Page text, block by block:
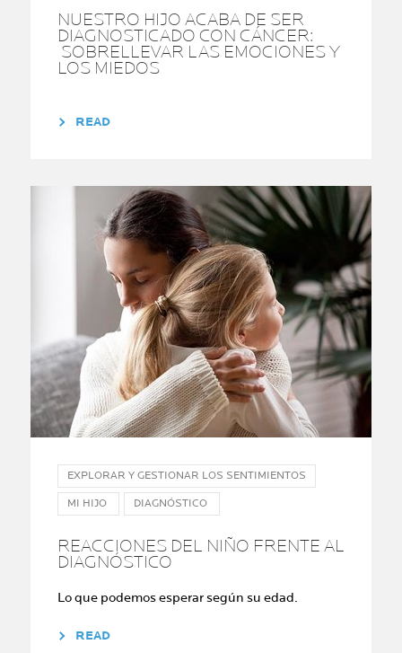
NUESTRO HIJO ACABA DE SER
DIAGNOSTICADO CON CÁNCER:
SOBRELLEVAR LAS EMOCIONES Y
LOS MIEDOS
READ
EXPLORAR Y GESTIONAR LOS SENTIMIENTOS
MI HIJO DIAGNÓSTICO
REACCIONES DEL NIÑO FRENTE AL
DIAGNÓSTICO
Lo que podemos esperar según su edad.
READ